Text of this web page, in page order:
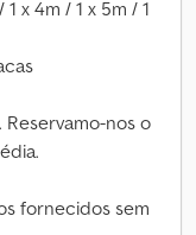
x 4m / 1 x 5m / 1
nos o
fornecidos sem